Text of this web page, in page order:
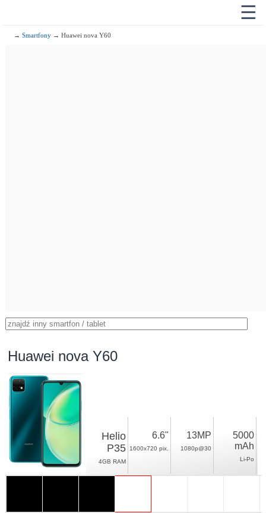
☰
→Smartfony → Huawei nova Y60
Huawei nova Y60
Helio
P35
4GB RAM
6.6"
1600x720 pix.
13MP
1080p@30
5000
mAh
Li-Po